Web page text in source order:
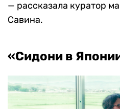
— рассказала куратор
Савина.
«Сидони в